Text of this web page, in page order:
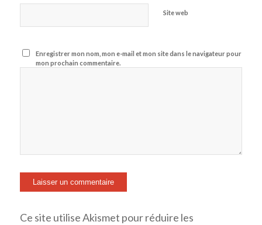
Site web
Enregistrer mon nom, mon e-mail et mon site dans le navigateur pour
mon prochain commentaire.
Ce site utilise Akismet pour réduire les